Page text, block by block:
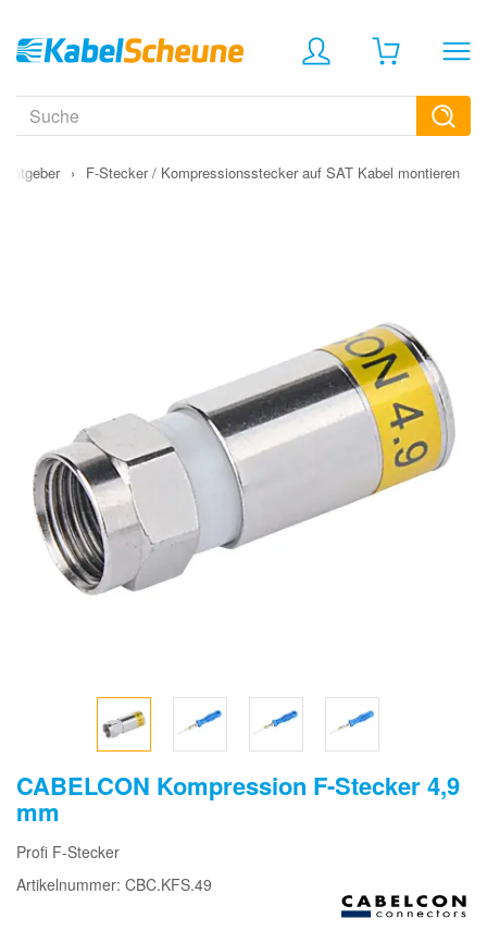
Ratgeber › F-Stecker / Kompressionsstecker auf SAT Kabel montieren
CABELCON Kompression F-Stecker 4,9
mm
Profi F-Stecker
Artikelnummer: CBC.KFS.49